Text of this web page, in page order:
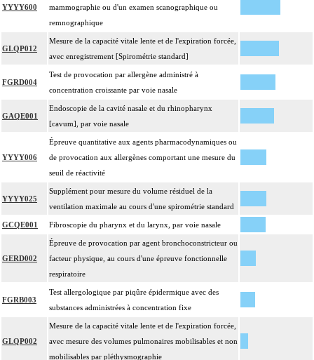
YYYY600
mammographie ou d'un examen scanographique ou
remnographique
GLQP012
Mesure de la capacité vitale lente et de l'expiration forcée,
avec enregistrement [Spirométrie standard]
FGRD004
Test de provocation par allergène administré à
concentration croissante par voie nasale
GAQE001
Endoscopie de la cavité nasale et du rhinopharynx
[cavum], par voie nasale
YYYY006
Épreuve quantitative aux agents pharmacodynamiques ou
de provocation aux allergènes comportant une mesure du
seuil de réactivité
YYYY025
Supplément pour mesure du volume résiduel de la
ventilation maximale au cours d'une spirométrie standard
GCQE001 Fibroscopie du pharynx et du larynx, par voie nasale
GERD002
Épreuve de provocation par agent bronchoconstricteur ou
facteur physique, au cours d'une épreuve fonctionnelle
respiratoire
FGRB003
Test allergologique par piqûre épidermique avec des
substances administrées à concentration fixe
GLQP002
Mesure de la capacité vitale lente et de l'expiration forcée,
avec mesure des volumes pulmonaires mobilisables et non
mobilisables par pléthysmographie